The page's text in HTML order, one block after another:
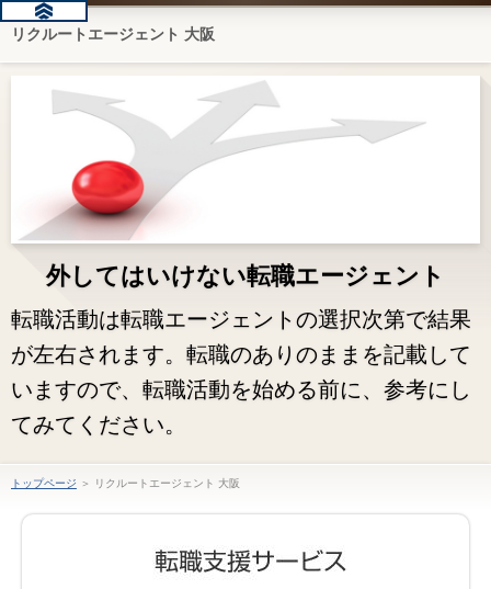
リクルートエージェント 大阪
外してはいけない転職エージェント
転職活動は転職エージェントの選択次第で結果
が左右されます。転職のありのままを記載して
いますので、転職活動を始める前に、参考にし
てみてください。
トップページ ＞ リクルートエージェント 大阪